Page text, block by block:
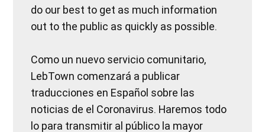
do our best to get as much information
out to the public as quickly as possible.
Como un nuevo servicio comunitario,
LebTown comenzará a publicar
traducciones en Español sobre las
noticias de el Coronavirus. Haremos todo
lo para transmitir al público la mayor